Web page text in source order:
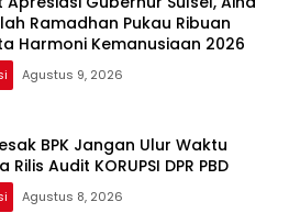
Ramadhan Pukau Ribuan
Harmoni Kemanusiaan 2026
Agustus 9, 2026
BPK Jangan Ulur Waktu
Rilis Audit KORUPSI DPR PBD
Agustus 8, 2026